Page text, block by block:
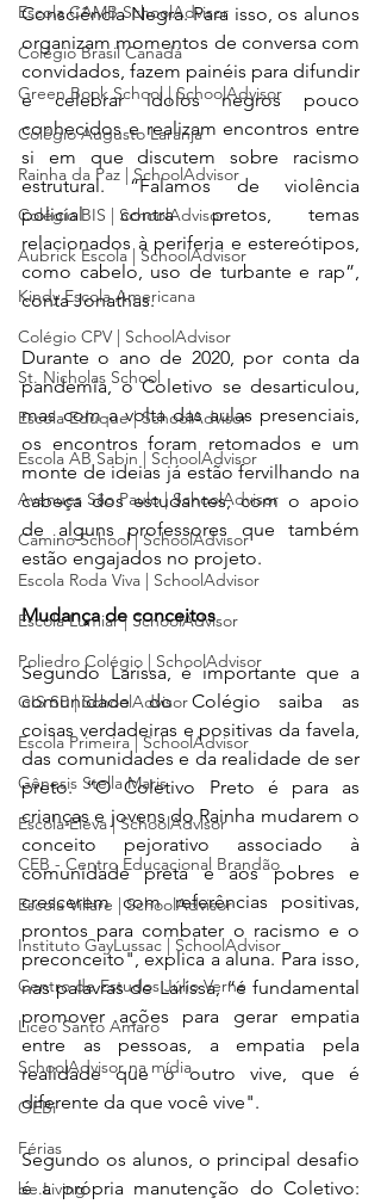
Escola CAMB SchoolAdvisor
Colégio Brasil Canadá
Green Book School | SchoolAdvisor
Colégio Augusto Laranja
Rainha da Paz | SchoolAdvisor
Colégio BIS | SchoolAdvisor
Aubrick Escola | SchoolAdvisor
Kindy Escola Americana
Colégio CPV | SchoolAdvisor
St. Nicholas School
Escola Eduque | SchoolAdvisor
Escola AB Sabin | SchoolAdvisor
Avenues São Paulo | SchoolAdvisor
Camino School | SchoolAdvisor
Escola Roda Viva | SchoolAdvisor
Escola Lumiar | SchoolAdvisor
Poliedro Colégio | SchoolAdvisor
GIS SP | SchoolAdvisor
Escola Primeira | SchoolAdvisor
Gênesis Stella Maris
Escola Eleva | SchoolAdvisor
CEB - Centro Educacional Brandão
Escola Villare | SchoolAdvisor
Instituto GayLussac | SchoolAdvisor
Centro de Estudos Júlio Verne
Liceo Santo Amaro
SchoolAdvisor na mídia
OEBi
Férias
be.Living
Consciência Negra. Para isso, os alunos
organizam momentos de conversa com
convidados, fazem painéis para difundir
e celebrar ídolos negros pouco
conhecidos e realizam encontros entre
si em que discutem sobre racismo
estrutural. “Falamos de violência
policial contra pretos, temas
relacionados à periferia e estereótipos,
como cabelo, uso de turbante e rap”,
conta Jonathas.
Durante o ano de 2020, por conta da
pandemia, o Coletivo se desarticulou,
mas com a volta das aulas presenciais,
os encontros foram retomados e um
monte de ideias já estão fervilhando na
cabeça dos estudantes, com o apoio
de alguns professores que também
estão engajados no projeto.
Mudança de conceitos
Segundo Larissa, é importante que a
comunidade do Colégio saiba as
coisas verdadeiras e positivas da favela,
das comunidades e da realidade de ser
preto. “O Coletivo Preto é para as
crianças e jovens do Rainha mudarem o
conceito pejorativo associado à
comunidade preta e aos pobres e
crescerem com referências positivas,
prontos para combater o racismo e o
preconceito", explica a aluna. Para isso,
nas palavras de Larissa, “é fundamental
promover ações para gerar empatia
entre as pessoas, a empatia pela
realidade que o outro vive, que é
diferente da que você vive".
Segundo os alunos, o principal desafio
é a própria manutenção do Coletivo: